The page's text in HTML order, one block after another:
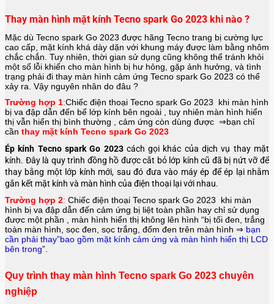
Thay màn hình mặt kính Tecno spark Go 2023 khi nào ?
Mặc dù Tecno spark Go 2023 được hãng Tecno trang bị cường lực
cao cấp, mặt kính khá dày dặn với khung máy được làm bằng nhôm
chắc chắn. Tuy nhiên, thời gian sử dụng cũng không thể tránh khỏi
một số lỗi khiến cho màn hình bị hư hỏng, gặp ảnh hưởng, và tình
trạng phải đi thay màn hình cảm ứng Tecno spark Go 2023 có thể
xảy ra. Vậy nguyên nhân do đâu ?
Trường hợp 1:Chiếc điện thoại Tecno spark Go 2023 khi màn hình
bị va đập dẫn đến bể lớp kính bên ngoài , tuy nhiên màn hình hiển
thị vẫn hiển thị bình thường , cảm ứng còn dùng được ⇒bạn chỉ
cần thay mặt kính Tecno spark Go 2023
Ép kính Tecno spark Go 2023cách gọi khác của dịch vụ thay mặt
kính. Đây là quy trình đồng hồ được cắt bỏ lớp kính cũ đã bị nứt vỡ để
thay bằng một lớp kính mới, sau đó đưa vào máy ép để ép lại nhằm
gắn kết mặt kính và màn hình của điện thoại lại với nhau.
Trường hợp 2: Chiếc điện thoại Tecno spark Go 2023 khi màn
hình bị va đập dẫn đến cảm ứng bị liệt toàn phần hay chỉ sử dụng
được một phần , màn hình hiển thị không lên hình “bị tối đen, trắng
toàn màn hình, sọc đen, sọc trắng, đốm đen trên màn hình ⇒ bạn
cần phải thay”bao gồm mặt kính cảm ứng và màn hình hiển thị LCD
bên trong”.
Quy trình thay màn hình Tecno spark Go 2023 chuyên
nghiệp